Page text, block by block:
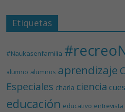
Etiquetas
#Naukasenfamilia
alumno alumnos aprendizaje
Especiales charla ciencia
educación educativo entrevista